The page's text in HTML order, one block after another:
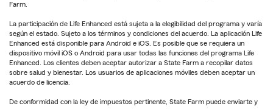
Farm.
La participación de Life Enhanced está sujeta a la elegibilidad del programa y varía
según el estado. Sujeto a los términos y condiciones del acuerdo. La aplicación Life
Enhanced está disponible para Android e iOS. Es posible que se requiera un
dispositivo móvil iOS o Android para usar todas las funciones del programa Life
Enhanced. Los clientes deben aceptar autorizar a State Farm a recopilar datos
sobre salud y bienestar. Los usuarios de aplicaciones móviles deben aceptar un
acuerdo de licencia.
De conformidad con la ley de impuestos pertinente, State Farm puede enviarte y